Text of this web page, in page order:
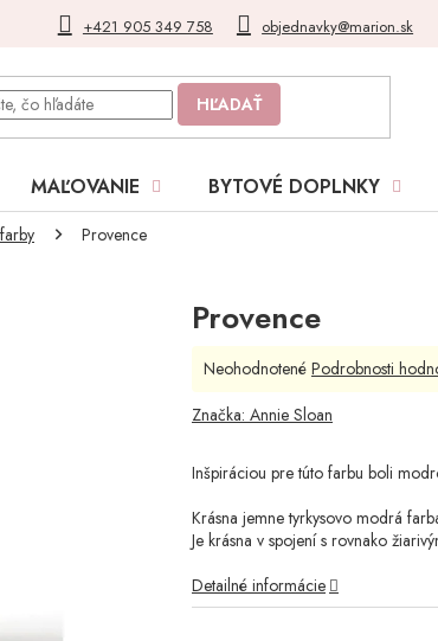
+421 905 349 758 objednavky@marion.sk
Blog Moja objednávka
HĽADAŤ
MAĽOVANIE BYTOVÉ DOPLNKY
Provence
Provence
Inšpiráciou pre túto farbu boli
Krásna jemne tyrkysovo modrá
Je krásna v spojení s rovnako
Detailné informácie
Priemerné
produktu
z
hviezdičiek.
Neohodnotené Podrobnosti
Značka: Annie Sloan